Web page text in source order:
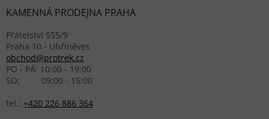
KAMENNÁ PRODEJNA PRAHA
Přátelství 555/9
Praha 10 - Uhříněves
obchod@protrek.cz
PO - PÁ: 10:00 - 19:00
SO: 09:00 - 15:00
tel.: +420 226 886 364